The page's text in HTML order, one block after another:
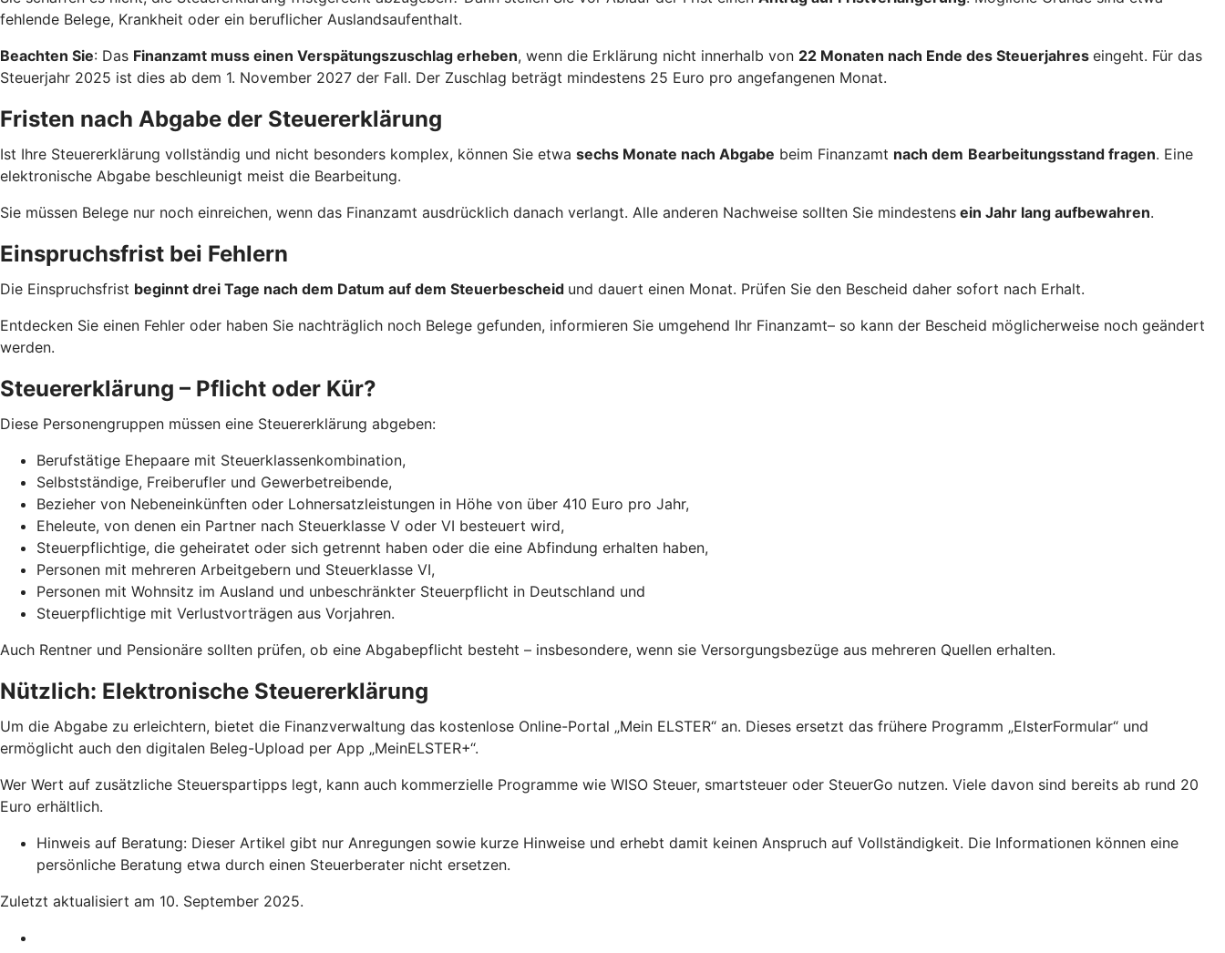
fehlende Belege, Krankheit oder ein beruflicher Auslandsaufenthalt.
Beachten Sie: Das Finanzamt muss einen Verspätungszuschlag erheben, wenn die Erklärung nicht innerhalb von 22 Monaten nach Ende des Steuerjahres eingeht. Für das
Steuerjahr 2025 ist dies ab dem 1. November 2027 der Fall. Der Zuschlag beträgt mindestens 25 Euro pro angefangenen Monat.
Fristen nach Abgabe der Steuererklärung
Ist Ihre Steuererklärung vollständig und nicht besonders komplex, können Sie etwa sechs Monate nach Abgabe beim Finanzamt nach dem Bearbeitungsstand fragen. Eine
elektronische Abgabe beschleunigt meist die Bearbeitung.
Sie müssen Belege nur noch einreichen, wenn das Finanzamt ausdrücklich danach verlangt. Alle anderen Nachweise sollten Sie mindestens ein Jahr lang aufbewahren.
Einspruchsfrist bei Fehlern
Die Einspruchsfrist beginnt drei Tage nach dem Datum auf dem Steuerbescheid und dauert einen Monat. Prüfen Sie den Bescheid daher sofort nach Erhalt.
Entdecken Sie einen Fehler oder haben Sie nachträglich noch Belege gefunden, informieren Sie umgehend Ihr Finanzamt– so kann der Bescheid möglicherweise noch geändert
werden.
Steuererklärung – Pflicht oder Kür?
Diese Personengruppen müssen eine Steuererklärung abgeben:
Berufstätige Ehepaare mit Steuerklassenkombination,
Selbstständige, Freiberufler und Gewerbetreibende,
Bezieher von Nebeneinkünften oder Lohnersatzleistungen in Höhe von über 410 Euro pro Jahr,
Eheleute, von denen ein Partner nach Steuerklasse V oder VI besteuert wird,
Steuerpflichtige, die geheiratet oder sich getrennt haben oder die eine Abfindung erhalten haben,
Personen mit mehreren Arbeitgebern und Steuerklasse VI,
Personen mit Wohnsitz im Ausland und unbeschränkter Steuerpflicht in Deutschland und
Steuerpflichtige mit Verlustvorträgen aus Vorjahren.
Auch Rentner und Pensionäre sollten prüfen, ob eine Abgabepflicht besteht – insbesondere, wenn sie Versorgungsbezüge aus mehreren Quellen erhalten.
Nützlich: Elektronische Steuererklärung
Um die Abgabe zu erleichtern, bietet die Finanzverwaltung das kostenlose Online-Portal „Mein ELSTER“ an. Dieses ersetzt das frühere Programm „ElsterFormular“ und
ermöglicht auch den digitalen Beleg-Upload per App „MeinELSTER+“.
Wer Wert auf zusätzliche Steuerspartipps legt, kann auch kommerzielle Programme wie WISO Steuer, smartsteuer oder SteuerGo nutzen. Viele davon sind bereits ab rund 20
Euro erhältlich.
Hinweis auf Beratung: Dieser Artikel gibt nur Anregungen sowie kurze Hinweise und erhebt damit keinen Anspruch auf Vollständigkeit. Die Informationen können eine
persönliche Beratung etwa durch einen Steuerberater nicht ersetzen.
Zuletzt aktualisiert am 10. September 2025.